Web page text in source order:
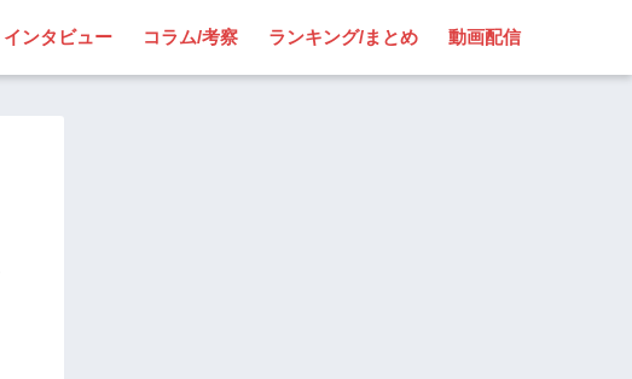
インタビュー コラム/考察 ランキング/まとめ 動画配信